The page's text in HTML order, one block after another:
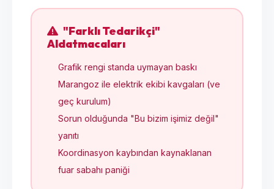
"Farklı Tedarikçi"
Aldatmacaları
Grafik rengi standa uymayan baskı
Marangoz ile elektrik ekibi kavgaları (ve
geç kurulum)
Sorun olduğunda "Bu bizim işimiz değil"
yanıtı
Koordinasyon kaybından kaynaklanan
fuar sabahı paniği